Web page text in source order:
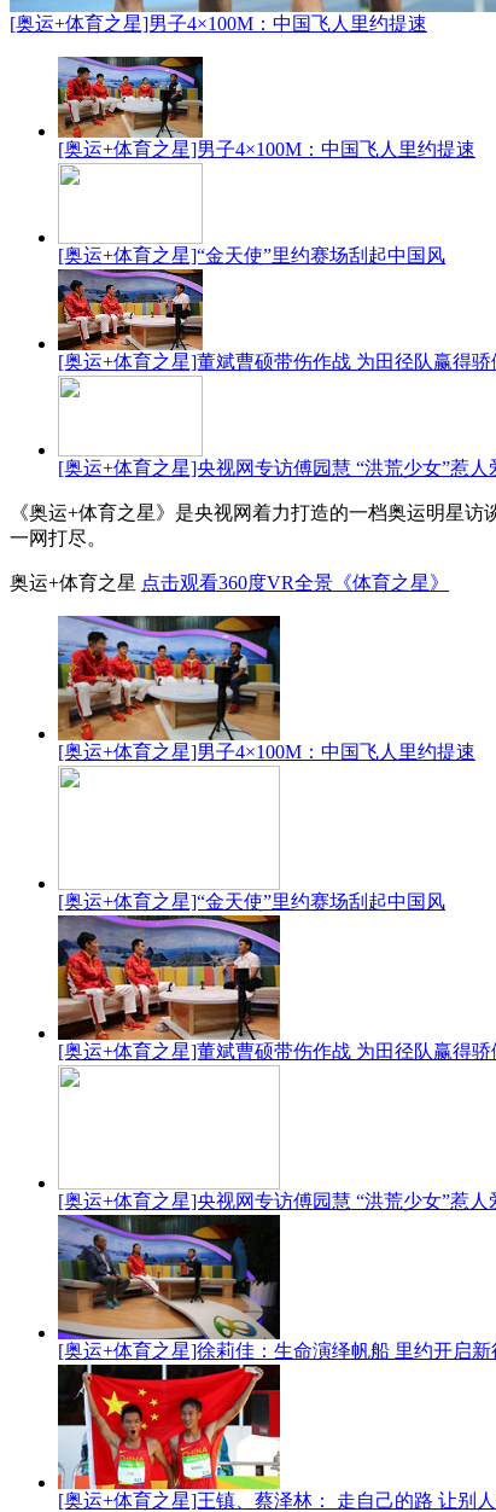
[奥运+体育之星]男子4×100M：中国飞人里约提速
[奥运+体育之星]男子4×100M：中国飞人里约提速
[奥运+体育之星]“金天使”里约赛场刮起中国风
[奥运+体育之星]董斌曹硕带伤作战 为田径队赢得骄
[奥运+体育之星]央视网专访傅园慧 “洪荒少女”惹人
《奥运+体育之星》是央视网着力打造的一档奥运明星
一网打尽。
奥运+体育之星 点击观看360度VR全景《体育之星》
[奥运+体育之星]男子4×100M：中国飞人里约提速
[奥运+体育之星]“金天使”里约赛场刮起中国风
[奥运+体育之星]董斌曹硕带伤作战 为田径队赢得骄
[奥运+体育之星]央视网专访傅园慧 “洪荒少女”惹人
[奥运+体育之星]徐莉佳：生命演绎帆船 里约开启新
[奥运+体育之星]王镇、蔡泽林： 走自己的路 让别